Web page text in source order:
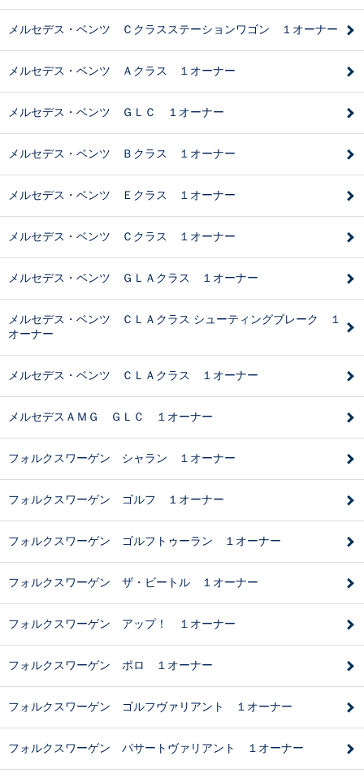
メルセデス・ベンツ Ｃクラスステーションワゴン １オーナー
メルセデス・ベンツ Ａクラス １オーナー
メルセデス・ベンツ ＧＬＣ １オーナー
メルセデス・ベンツ Ｂクラス １オーナー
メルセデス・ベンツ Ｅクラス １オーナー
メルセデス・ベンツ Ｃクラス １オーナー
メルセデス・ベンツ ＧＬＡクラス １オーナー
メルセデス・ベンツ ＣＬＡクラス シューティングブレーク １
オーナー
メルセデス・ベンツ ＣＬＡクラス １オーナー
メルセデスＡＭＧ ＧＬＣ １オーナー
フォルクスワーゲン シャラン １オーナー
フォルクスワーゲン ゴルフ １オーナー
フォルクスワーゲン ゴルフトゥーラン １オーナー
フォルクスワーゲン ザ・ビートル １オーナー
フォルクスワーゲン アップ！ １オーナー
フォルクスワーゲン ポロ １オーナー
フォルクスワーゲン ゴルフヴァリアント １オーナー
フォルクスワーゲン パサートヴァリアント １オーナー